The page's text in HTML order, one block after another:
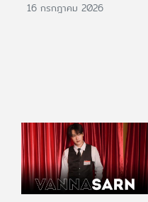
16 กรกฎาคม 2026